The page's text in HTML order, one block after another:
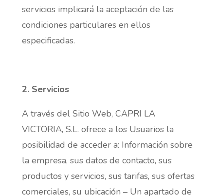
servicios implicará la aceptación de las
condiciones particulares en ellos
especificadas.
2. Servicios
A través del Sitio Web, CAPRI LA
VICTORIA, S.L. ofrece a los Usuarios la
posibilidad de acceder a: Información sobre
la empresa, sus datos de contacto, sus
productos y servicios, sus tarifas, sus ofertas
comerciales, su ubicación – Un apartado de